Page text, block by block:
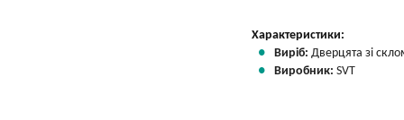
Характеристики:
Виріб: Дверцята зі
Виробник: SVT